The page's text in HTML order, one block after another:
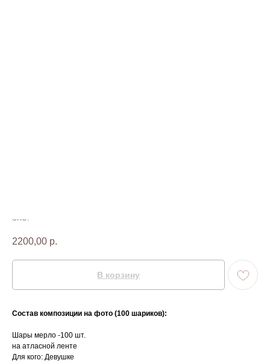
SKU:
2200,00 р.
В корзину
Состав композиции на фото (100 шариков):
Шары мерло -100 шт.
на атласной ленте
Для кого: Девушке